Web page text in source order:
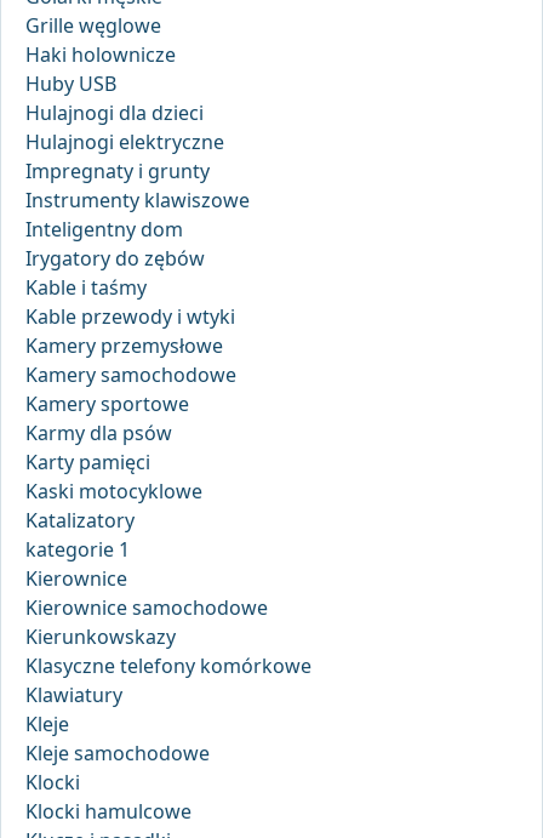
Grille węglowe
Haki holownicze
Huby USB
Hulajnogi dla dzieci
Hulajnogi elektryczne
Impregnaty i grunty
Instrumenty klawiszowe
Inteligentny dom
Irygatory do zębów
Kable i taśmy
Kable przewody i wtyki
Kamery przemysłowe
Kamery samochodowe
Kamery sportowe
Karmy dla psów
Karty pamięci
Kaski motocyklowe
Katalizatory
kategorie 1
Kierownice
Kierownice samochodowe
Kierunkowskazy
Klasyczne telefony komórkowe
Klawiatury
Kleje
Kleje samochodowe
Klocki
Klocki hamulcowe